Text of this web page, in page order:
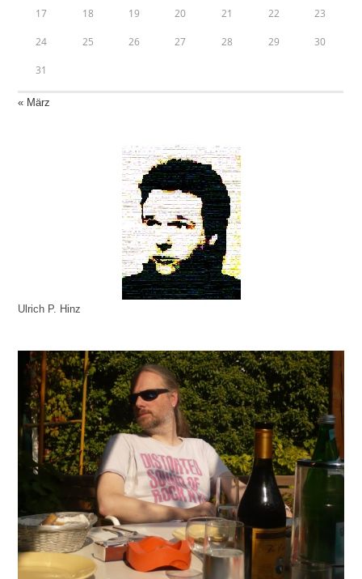
17 18 19 20 21 22 23
24 25 26 27 28 29 30
31
« März
Ulrich P. Hinz